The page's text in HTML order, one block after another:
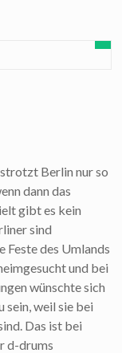
Berlin nur so
dann das
gibt es kein
sind
Feste des Umlands
und bei
wünschte sich
sein, weil sie bei
Das ist bei
d-drums